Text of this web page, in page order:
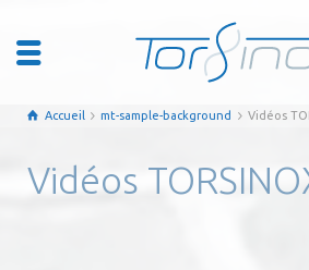
Accueil mt-sample-background Vidéos
Vidéos